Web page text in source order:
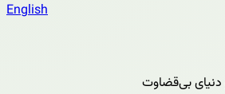
English
دنیای بی‌قضاوت